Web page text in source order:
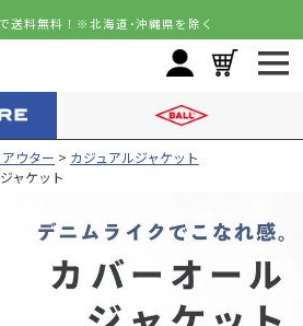
送料無料！ ※北海道･沖縄県を除く
ウター
カジュアルジャケット
ャケット